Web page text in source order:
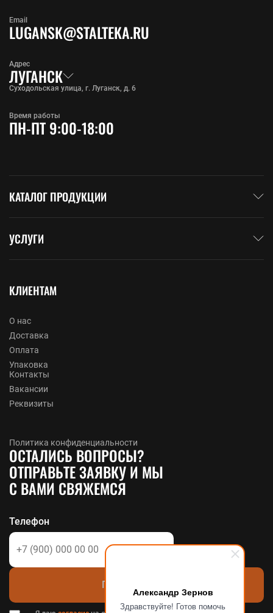
Александр Зернов
Здравствуйте! Готов помочь
Адрес
ЛУГАНСК
Суходольская улица, г. Луганск, д. 6
Email
LUGANSK@STALTEKA.RU
Время работы
ПН-ПТ 9:00-18:00
КАТАЛОГ ПРОДУКЦИИ
УСЛУГИ
КЛИЕНТАМ
О нас
Доставка
Оплата
Упаковка
Контакты
Вакансии
Реквизиты
Политика конфиденциальности
ОСТАЛИСЬ ВОПРОСЫ?
ОТПРАВЬТЕ ЗАЯВКУ И МЫ
С ВАМИ СВЯЖЕМСЯ
Телефон
Позвоните мне